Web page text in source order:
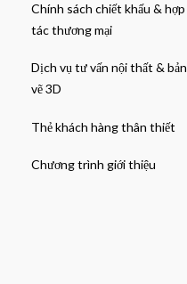
Chính sách chiết khấu & hợp
tác thương mại
Dịch vụ tư vấn nội thất & bản
vẽ 3D
Thẻ khách hàng thân thiết
Chương trình giới thiệu